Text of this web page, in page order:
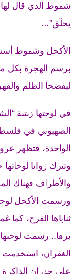
شموط الذي قال لها
يحلّق”…
الأكحل وشموط
برسم الهجرة بكل
ليفضحا الظلم
الصهيوني في
الواحدة، فتظهر
وتترك زوايا
والأطراف فهناك
ورسمت الأكحل
ثناياها الفرح،
برها.. رسمت لوحتها
الغفران،
على جدران